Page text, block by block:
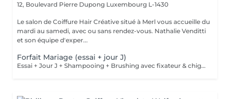
12, Boulevard Pierre Dupong Luxembourg L-1430
Le salon de Coiffure Hair Créative situé à Merl vous accueille du
mardi au samedi, avec ou sans rendez-vous. Nathalie Venditti
et son équipe d'exper...
Forfait Mariage (essai + jour J)
Essai + Jour J + Shampooing + Brushing avec fixateur & chignon